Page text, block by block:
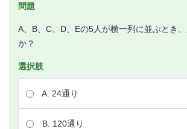
問題
A、B、C、D、Eの5人が横一列に並ぶとき
か？
選択肢
A. 24通り
B. 120通り